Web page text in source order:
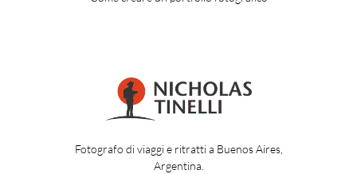
Fotografo di viaggi e ritratti a Buenos Aires,
Argentina.